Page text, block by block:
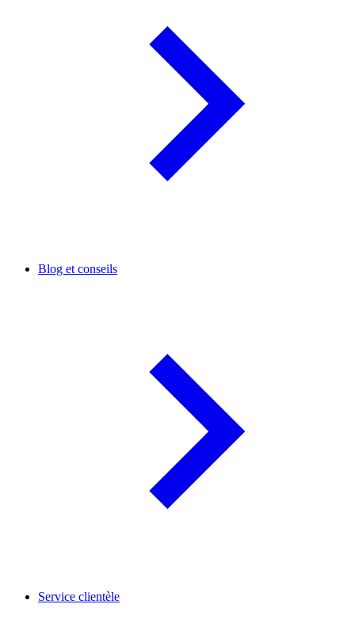
Blog et conseils
Service clientèle